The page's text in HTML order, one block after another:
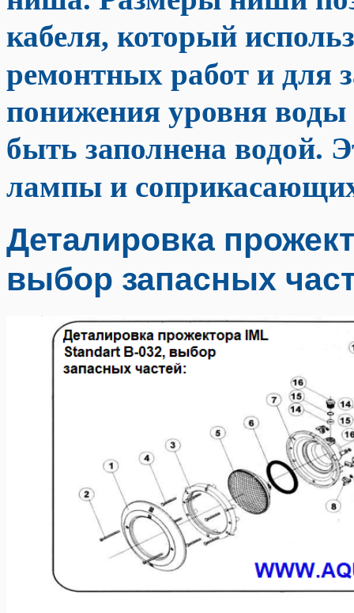
кабеля, который
ремонтных работ и для
понижения уровня
быть заполнена водой.
лампы и
Деталировка
выбор запасных